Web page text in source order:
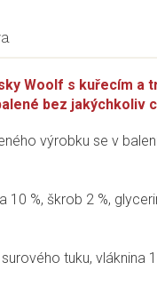
Woolf s kuřecím a
bez jakýchkoliv
výrobku se v
%, škrob 2 %,
tuku, vláknina